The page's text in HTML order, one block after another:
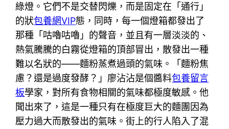
綠燈。它們不是交替閃爍，而是固定在「通行」
的狀包養網VIP態，同時，每一個燈箱都發出了
那種「咕嚕咕嚕」的聲音，並且有一層淡淡的、
熱氣騰騰的白霧從燈箱的頂部冒出，散發出一種
難以名狀的——麵粉蒸煮過頭的氣味。「麵粉焦
慮？還是過度發酵？」廖沾沾是個醬料包養留言
板學家，對所有食物相關的氣味都極度敏感。他
聞出來了，這是一種只有在極度巨大的麵團因為
壓力過大而散發出的氣味。街上的行人陷入了混